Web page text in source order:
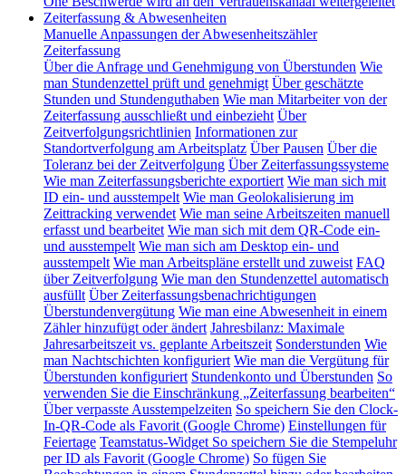
Zeiterfassung & Abwesenheiten
Manuelle Anpassungen der Abwesenheitszähler
Zeiterfassung
Über die Anfrage und Genehmigung von Überstunden Wie
man Stundenzettel prüft und genehmigt Über geschätzte
Stunden und Stundenguthaben Wie man Mitarbeiter von der
Zeiterfassung ausschließt und einbezieht Über
Zeitverfolgungsrichtlinien Informationen zur
Standortverfolgung am Arbeitsplatz Über Pausen Über die
Toleranz bei der Zeitverfolgung Über Zeiterfassungssysteme
Wie man Zeiterfassungsberichte exportiert Wie man sich mit
ID ein- und ausstempelt Wie man Geolokalisierung im
Zeittracking verwendet Wie man seine Arbeitszeiten manuell
erfasst und bearbeitet Wie man sich mit dem QR-Code ein-
und ausstempelt Wie man sich am Desktop ein- und
ausstempelt Wie man Arbeitspläne erstellt und zuweist FAQ
über Zeitverfolgung Wie man den Stundenzettel automatisch
ausfüllt Über Zeiterfassungsbenachrichtigungen
Überstundenvergütung Wie man eine Abwesenheit in einem
Zähler hinzufügt oder ändert Jahresbilanz: Maximale
Jahresarbeitszeit vs. geplante Arbeitszeit Sonderstunden Wie
man Nachtschichten konfiguriert Wie man die Vergütung für
Überstunden konfiguriert Stundenkonto und Überstunden So
verwenden Sie die Einschränkung „Zeiterfassung bearbeiten“
Über verpasste Ausstempelzeiten So speichern Sie den Clock-
In-QR-Code als Favorit (Google Chrome) Einstellungen für
Feiertage Teamstatus-Widget So speichern Sie die Stempeluhr
per ID als Favorit (Google Chrome) So fügen Sie